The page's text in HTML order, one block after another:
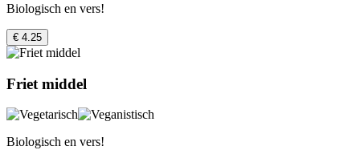
Biologisch en vers!
€ 4.25
Friet middel
Biologisch en vers!